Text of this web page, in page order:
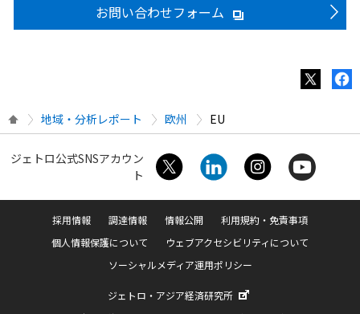
お問い合わせフォーム
地域・分析レポート 欧州 EU
ジェトロ公式SNSアカウン
ト
採用情報 調達情報 情報公開
利用規約・免責事項
個人情報保護について
ウェブアクセシビリティについて
ソーシャルメディア運用ポリシー
ジェトロ・アジア経済研究所